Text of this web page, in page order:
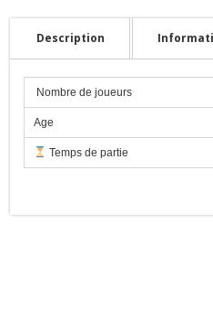
Description
‍‍ Nombre de joueurs
Age
Temps de partie